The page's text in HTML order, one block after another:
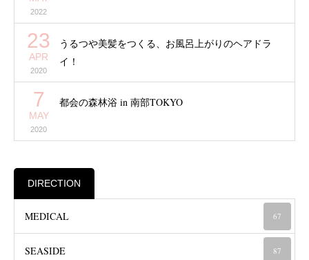
2022
23
APR
2020
うるつや美髪をつくる、お風呂上がりのヘアドラ
イ！
7
MAY
2020
都会の森林浴 in 南部TOKYO
DIRECTION
MEDICAL 67
SEASIDE 87